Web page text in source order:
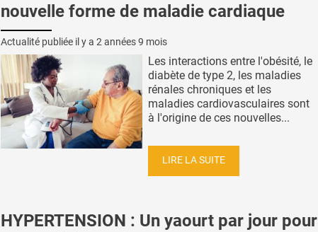
nouvelle forme de maladie cardiaque
Actualité publiée il y a 2 années 9 mois
Les interactions entre l'obésité, le
diabète de type 2, les maladies
rénales chroniques et les
maladies cardiovasculaires sont
à l'origine de ces nouvelles...
LIRE LA SUITE
HYPERTENSION : Un yaourt par jour pour